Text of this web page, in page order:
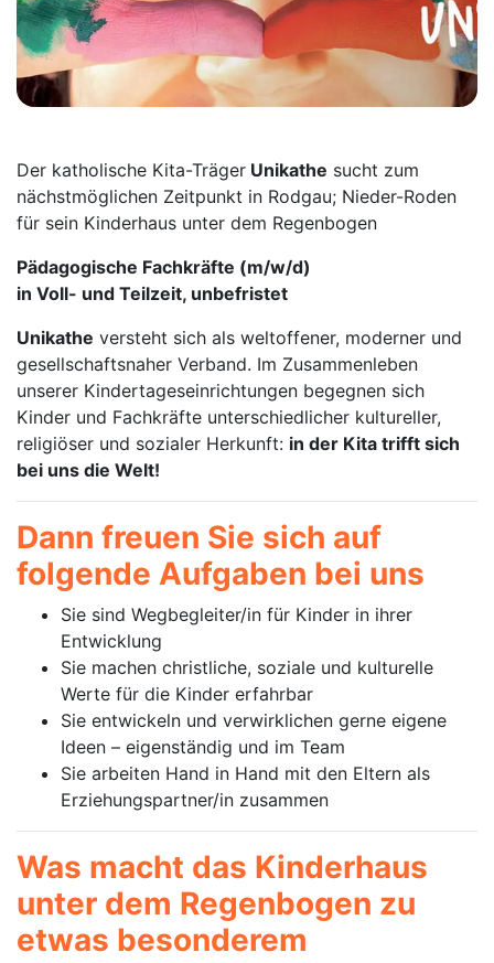
Der katholische Kita-Träger Unikathe sucht zum
nächstmöglichen Zeitpunkt in Rodgau; Nieder-Roden
für sein Kinderhaus unter dem Regenbogen
Pädagogische Fachkräfte (m/w/d)
in Voll- und Teilzeit, unbefristet
Unikathe versteht sich als weltoffener, moderner und
gesellschaftsnaher Verband. Im Zusammenleben
unserer Kindertageseinrichtungen begegnen sich
Kinder und Fachkräfte unterschiedlicher kultureller,
religiöser und sozialer Herkunft: in der Kita trifft sich
bei uns die Welt!
Dann freuen Sie sich auf
folgende Aufgaben bei uns
Sie sind Wegbegleiter/in für Kinder in ihrer
Entwicklung
Sie machen christliche, soziale und kulturelle
Werte für die Kinder erfahrbar
Sie entwickeln und verwirklichen gerne eigene
Ideen – eigenständig und im Team
Sie arbeiten Hand in Hand mit den Eltern als
Erziehungspartner/in zusammen
Was macht das Kinderhaus
unter dem Regenbogen zu
etwas besonderem